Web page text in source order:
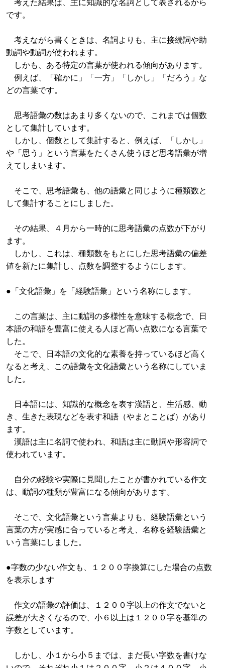
です。
考えながら書くときは、名詞よりも、主に接続詞や助
動詞や動詞が使われます。
しかも、ある特定の言葉が使われる傾向があります。
例えば、「確かに」「一方」「しかし」「だろう」な
どの言葉です。
思考語彙の数はあまり多くないので、これまでは個数
として集計しています。
しかし、個数として集計すると、例えば、「しかし」
や「思う」という言葉をたくさん使うほど思考語彙が増
えてしまいます。
そこで、思考語彙も、他の語彙と同じように種類数と
して集計することにしました。
その結果、４月から一時的に思考語彙の点数が下がり
ます。
しかし、これは、種類数をもとにした思考語彙の偏差
値を新たに集計し、点数を調整するようにします。
●「文化語彙」を「経験語彙」という名称にします。
この言葉は、主に動詞の多様性を意味する概念で、日
本語の和語を豊富に使える人ほど高い点数になる言葉で
した。
そこで、日本語の文化的な素養を持っているほど高く
なると考え、この語彙を文化語彙という名称にしていま
した。
日本語には、知識的な概念を表す漢語と、生活感、動
き、生きた表現などを表す和語（やまとことば）があり
ます。
漢語は主に名詞で使われ、和語は主に動詞や形容詞で
使われています。
自分の経験や実際に見聞したことが書かれている作文
は、動詞の種類が豊富になる傾向があります。
そこで、文化語彙という言葉よりも、経験語彙という
言葉の方が実感に合っていると考え、名称を経験語彙と
いう言葉にしました。
●字数の少ない作文も、１２００字換算にした場合の点数
を表示します
作文の語彙の評価は、１２００字以上の作文でないと
誤差が大きくなるので、小６以上は１２００字を基準の
字数としています。
しかし、小１から小５までは、まだ長い字数を書けな